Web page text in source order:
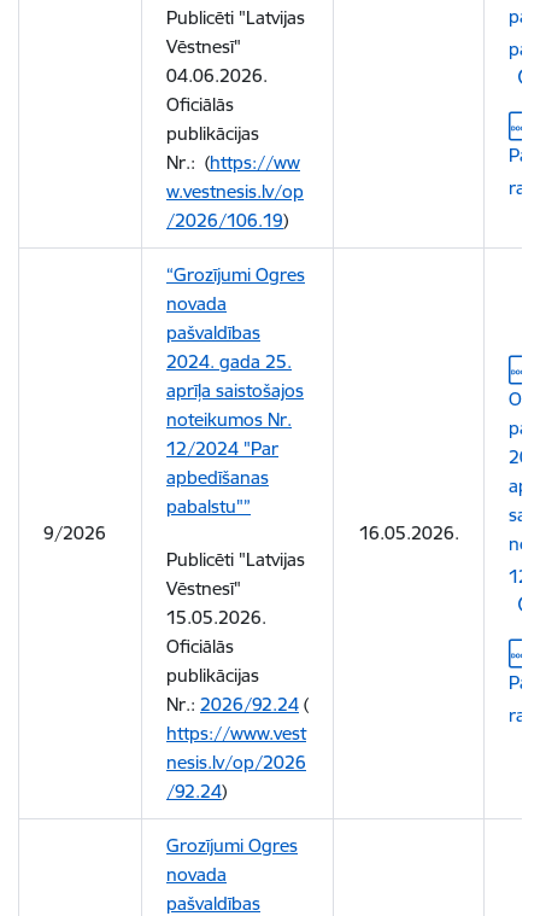
Publicēti "Latvijas
Vēstnesī"
04.06.2026.
Oficiālās
publikācijas
Nr.: (https://ww
w.vestnesis.lv/op
/2026/106.19)
9/2026
“Grozījumi Ogres
novada
pašvaldības
2024. gada 25.
aprīļa saistošajos
noteikumos Nr.
12/2024 "Par
apbedīšanas
pabalstu"”
Publicēti "Latvijas
Vēstnesī"
15.05.2026.
Oficiālās
publikācijas
Nr.: 2026/92.24 (
https://www.vest
nesis.lv/op/2026
/92.24)
16.05.2026.
Grozījumi Ogres
novada
pašvaldības